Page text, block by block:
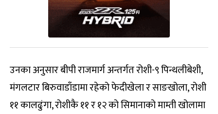
उनका अनुसार बीपी राजमार्ग अन्तर्गत रोशी-९ पिन्थलीबेशी,
मंगलटार बिरुवाडाँडामा रहेको फेदीखेला र साङखोला, रोशी
११ कालढुंगा, रोशीकै ११ र १२ को सिमानाको माम्ती खोलामा